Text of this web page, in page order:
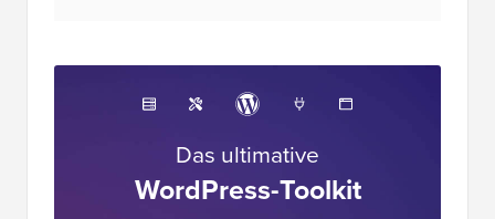
Das ultimative
WordPress-Toolkit